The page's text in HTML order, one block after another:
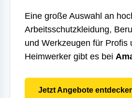
Eine große Auswahl an
Arbeitsschutzkleidung,
und Werkzeugen für Profis
Heimwerker gibt es bei
Jetzt Angebote